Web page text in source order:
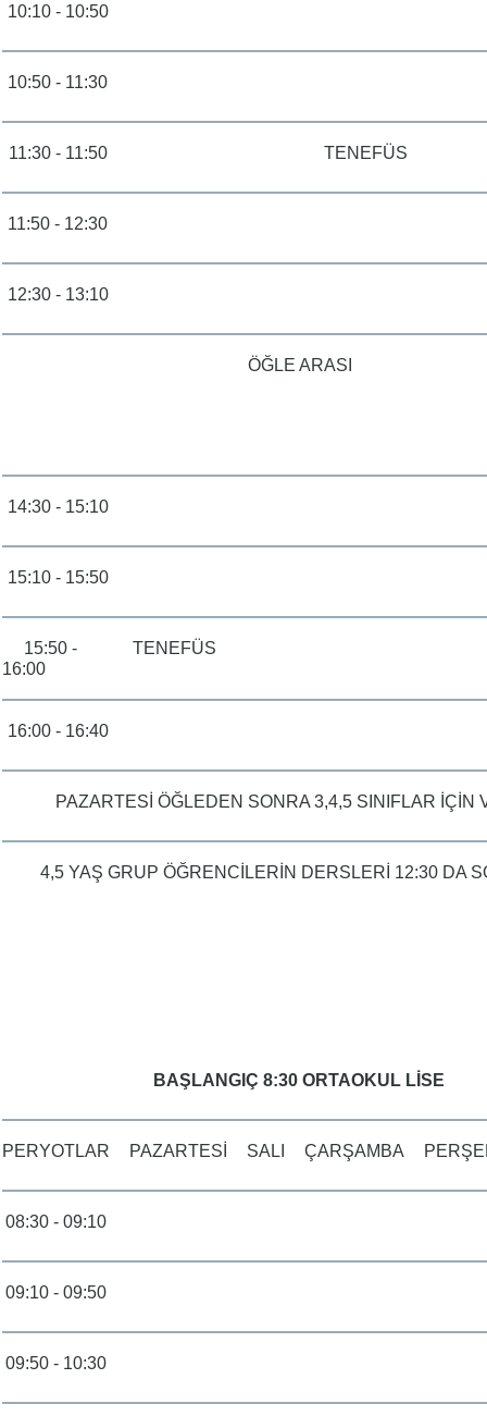
10:10 - 10:50
10:50 - 11:30
11:30 - 11:50 TENEFÜS
11:50 - 12:30
12:30 - 13:10
ÖĞLE ARASI
14:30 - 15:10
15:10 - 15:50
15:50 -
16:00
TENEFÜS
16:00 - 16:40
PAZARTESİ ÖĞLEDEN SONRA 3,4,5 SINIFLAR İÇİN
4,5 YAŞ GRUP ÖĞRENCİLERİN DERSLERİ 12:30 DA
BAŞLANGIÇ 8:30 ORTAOKUL LİSE
PERYOTLAR PAZARTESİ SALI ÇARŞAMBA
08:30 - 09:10
09:10 - 09:50
09:50 - 10:30